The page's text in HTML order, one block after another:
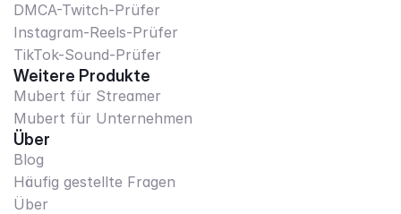
DMCA-Twitch-Prüfer
Instagram-Reels-Prüfer
TikTok-Sound-Prüfer
Weitere Produkte
Mubert für Streamer
Mubert für Unternehmen
Über
Blog
Häufig gestellte Fragen
Über